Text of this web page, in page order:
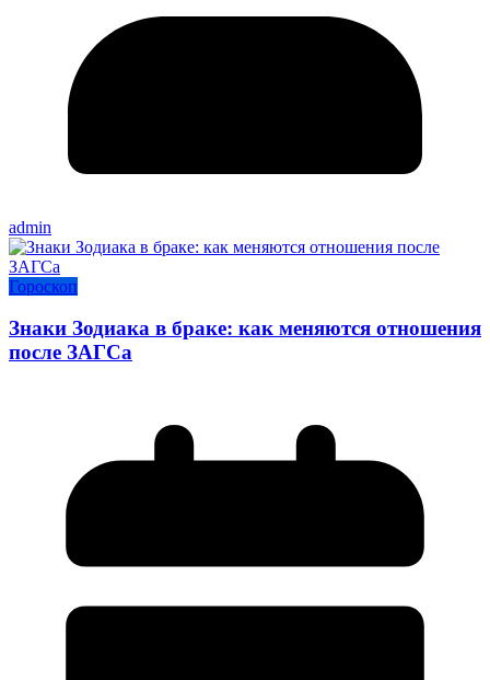
admin
Гороскоп
Знаки Зодиака в браке: как меняются отношения
после ЗАГСа